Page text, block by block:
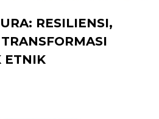
RESILIENSI,
ETNIK